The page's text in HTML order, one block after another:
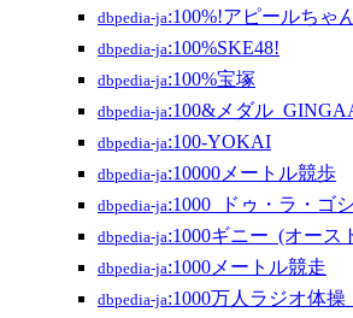
dbpedia-ja:100%!アピールちゃ
dbpedia-ja:100%SKE48!
dbpedia-ja:100%宝塚
dbpedia-ja:100&メダル
dbpedia-ja:100-YOKAI
dbpedia-ja:10000メートル競歩
dbpedia-ja:1000_ドゥ・ラ・ゴ
dbpedia-ja:1000ギニー_(オース
dbpedia-ja:1000メートル競走
dbpedia-ja:1000万人ラジオ体